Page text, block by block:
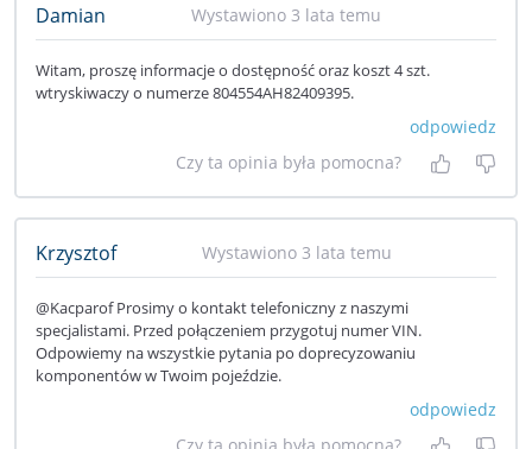
Damian Wystawiono 3 lata temu
Witam, proszę informacje o dostępność oraz koszt 4 szt.
wtryskiwaczy o numerze 804554AH82409395.
odpowiedz
Czy ta opinia była pomocna?
Tak, była
Nie
Krzysztof Wystawiono 3 lata temu
@Kacparof Prosimy o kontakt telefoniczny z naszymi
specjalistami. Przed połączeniem przygotuj numer VIN.
Odpowiemy na wszystkie pytania po doprecyzowaniu
komponentów w Twoim pojeździe.
odpowiedz
Czy ta opinia była pomocna?